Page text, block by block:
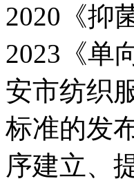
2020《抑
2023《单
安市纺织
标准的发
序建立、